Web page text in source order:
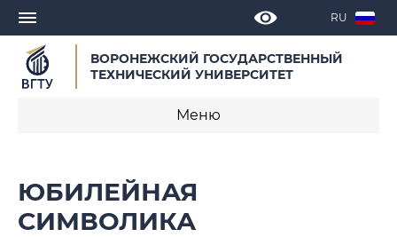
RU
ВОРОНЕЖСКИЙ ГОСУДАРСТВЕННЫЙ
ТЕХНИЧЕСКИЙ УНИВЕРСИТЕТ
Меню
ЮБИЛЕЙНАЯ
СИМВОЛИКА